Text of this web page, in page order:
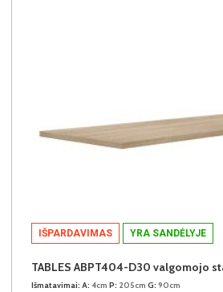
IŠPARDAVIMAS YRA SANDĖLYJE
TABLES ABPT404-D30 valgomojo
Išmatavimai: A: 4cm P: 205cm G: 90cm